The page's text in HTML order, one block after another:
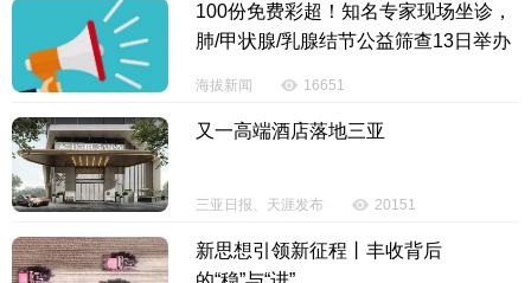
工坊”劳务集市是扎根基层、长效运行的就业帮扶机
制。该站将以此为载体，整合周边灵活用工资源，推
动就业服务常态化、品牌化、精细化，拓展群众“找得
到、靠得住、用得上”的增收平台。
100份免费彩超！知名专家现场坐诊，
肺/甲状腺/乳腺结节公益筛查13日举办
海拔新闻 16651
又一高端酒店落地三亚
三亚日报、天涯发布 20151
新思想引领新征程丨丰收背后